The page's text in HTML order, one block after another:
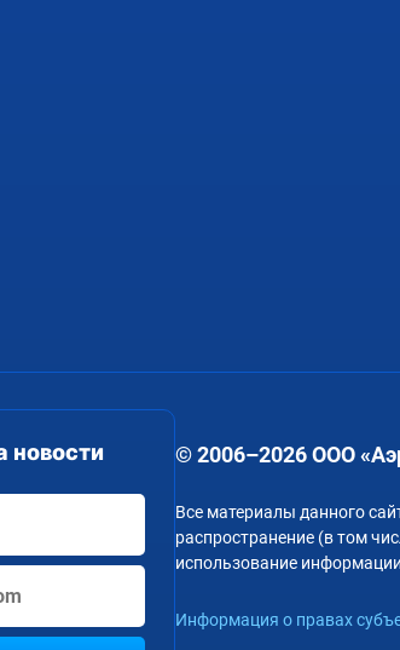
новости © 2006–2026 ООО
Все материалы данного
распространение (в том
использование
Информация о правах